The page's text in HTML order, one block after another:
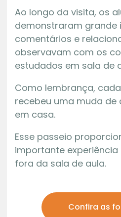
Ao longo da visita, os
demonstraram grande
comentários e
observavam com os
estudados em sala de
Como lembrança,
recebeu uma muda
em casa.
Esse passeio
importante
fora da sala de aula.
Confira as